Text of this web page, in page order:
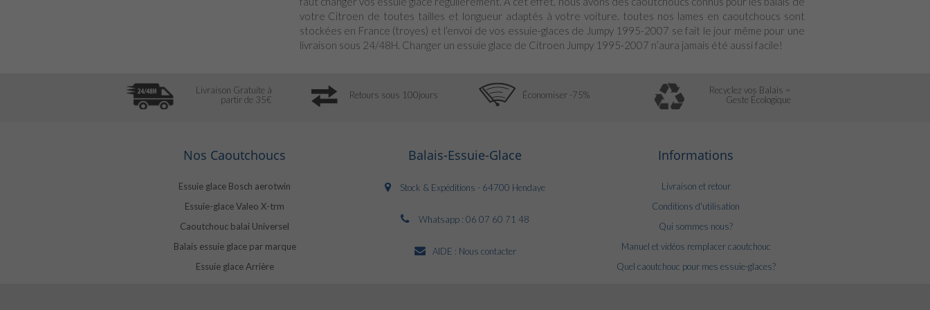
votre Citroen de toutes tailles et longueur adaptés à votre voiture. toutes nos lames en caoutchoucs sont
stockées en France (troyes) et l’envoi de vos essuie-glaces de Jumpy 1995-2007 se fait le jour même pour une
livraison sous 24/48H. Changer un essuie glace de Citroen Jumpy 1995-2007 n’aura jamais été aussi facile!
Livraison Gratuite à
partir de 35€
Retours sous 100jours Économiser -75%
Recyclez vos Balais =
Geste Écologique
Nos Caoutchoucs
Essuie glace Bosch aerotwin
Essuie-glace Valeo X-trm
Caoutchouc balai Universel
Balais essuie glace par marque
Essuie glace Arrière
Balais-Essuie-Glace
Stock & Expéditions - 64700 Hendaye
Whatsapp :06 07 60 71 48
AIDE : Nous contacter
Informations
Livraison et retour
Conditions d'utilisation
Qui sommes nous?
Manuel et vidéos remplacer caoutchouc
Quel caoutchouc pour mes essuie-glaces?